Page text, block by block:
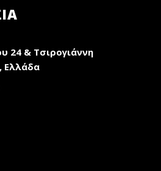
24 & Τσιρογιάννη
Ελλάδα